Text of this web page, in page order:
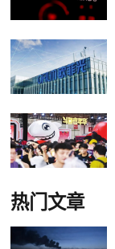
热门文章